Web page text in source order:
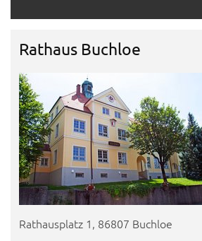
Rathaus Buchloe
Rathausplatz 1, 86807 Buchloe